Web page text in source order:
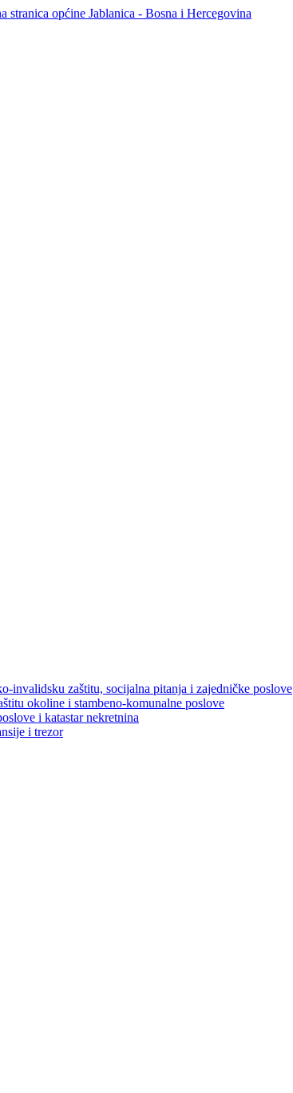
invalidsku zaštitu, socijalna pitanja i zajedničke poslove
okoline i stambeno-komunalne poslove
i katastar nekretnina
i trezor